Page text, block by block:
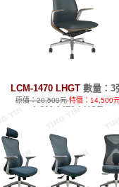
LCM-1470 LHGT 數量：3
原價：20,500元特價：14,500
LCM-1470 LHGT